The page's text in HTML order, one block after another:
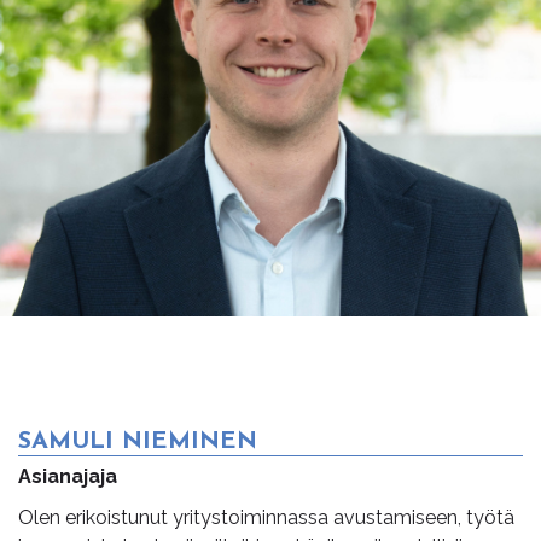
SAMULI NIEMINEN
Asianajaja
Olen erikoistunut yritystoiminnassa avustamiseen, työtä